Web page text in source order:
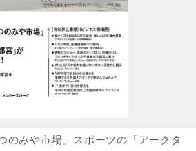
のみや市場」スポーツの「アークタ